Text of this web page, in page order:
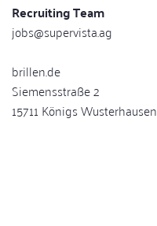
Recruiting Team
jobs@supervista.ag
brillen.de
Siemensstraße 2
15711 Königs Wusterhausen